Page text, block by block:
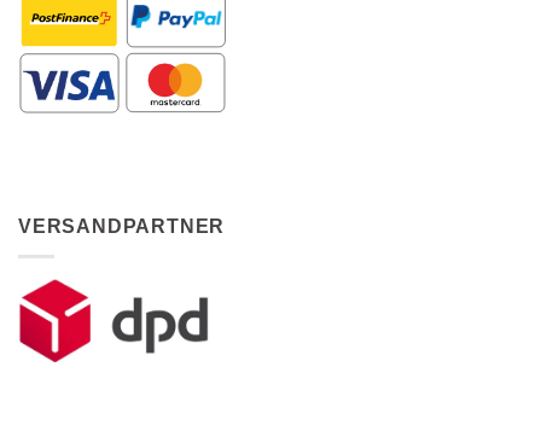
VERSANDPARTNER